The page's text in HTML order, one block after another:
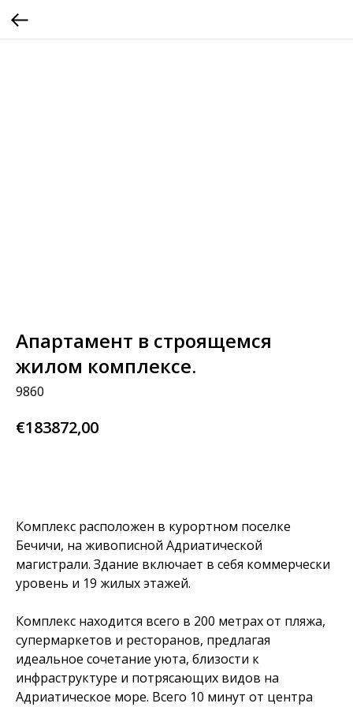
Апартамент в строящемся
жилом комплексе.
9860
€183872,00
Комплекс расположен в курортном поселке
Бечичи, на живописной Адриатической
магистрали. Здание включает в себя коммерчески
уровень и 19 жилых этажей.
Комплекс находится всего в 200 метрах от пляжа,
супермаркетов и ресторанов, предлагая
идеальное сочетание уюта, близости к
инфраструктуре и потрясающих видов на
Адриатическое море. Всего 10 минут от центра